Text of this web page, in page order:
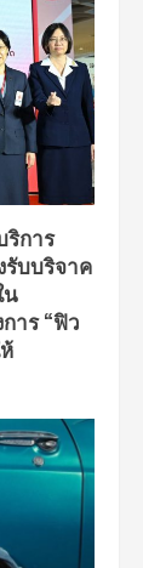
ริการ
รับบริจาค
น
าร “ฟิว